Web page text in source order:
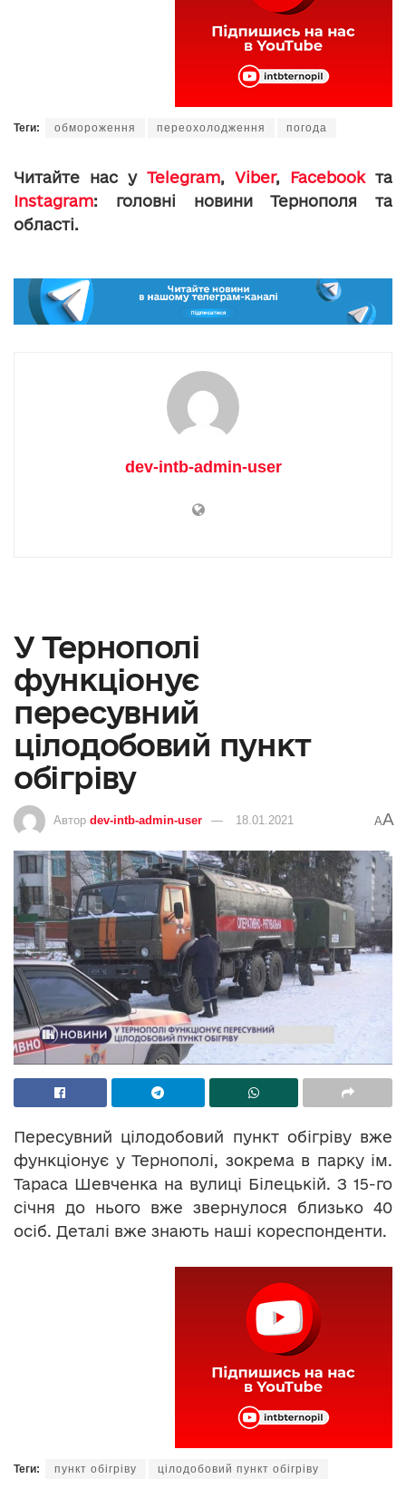
Теги: обмороження переохолодження погода
Читайте нас у Telegram, Viber, Facebookта
Instagram: головні новини Тернополя та
області.
dev-intb-admin-user
У Тернополі
функціонує
пересувний
цілодобовий пункт
обігріву
Автор dev-intb-admin-user 18.01.2021 AA
Пересувний цілодобовий пункт обігріву вже
функціонує у Тернополі, зокрема в парку ім.
Тараса Шевченка на вулиці Білецькій. З 15-го
січня до нього вже звернулося близько 40
осіб. Деталі вже знають наші кореспонденти.
Теги: пункт обігріву цілодобовий пункт обігріву